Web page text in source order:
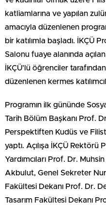
katliamlarına ve yapılan
amacıyla düzenlenen
bir katılımla başladı. İKÇÜ
Salonu fuaye alanında
İKÇÜ’lü öğrenciler
düzenlenen kermes
Programın ilk gününde
Tarih Bölüm Başkanı Prof.
Perspektiften Kudüs ve
yaptı. Açılışa İKÇÜ
Yardımcıları Prof. Dr.
Akbulut, Genel Sekreter
Fakültesi Dekanı Prof. Dr.
Tasarım Fakültesi Dekanı